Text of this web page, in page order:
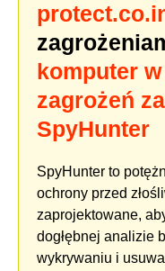
komputer
zagrożeń
SpyHunter
SpyHunter to
ochrony przed
zaprojektowane,
dogłębnej analizie
wykrywaniu i